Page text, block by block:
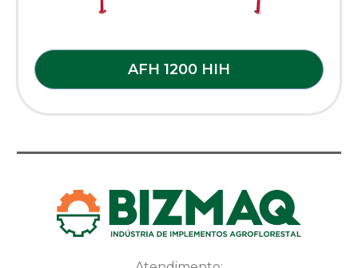
AFH 1200 HIH